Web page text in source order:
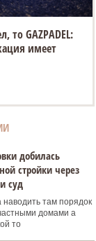
то GAZPADEL:
имеет
добилась
стройки через
суд
там порядок
домами а
то